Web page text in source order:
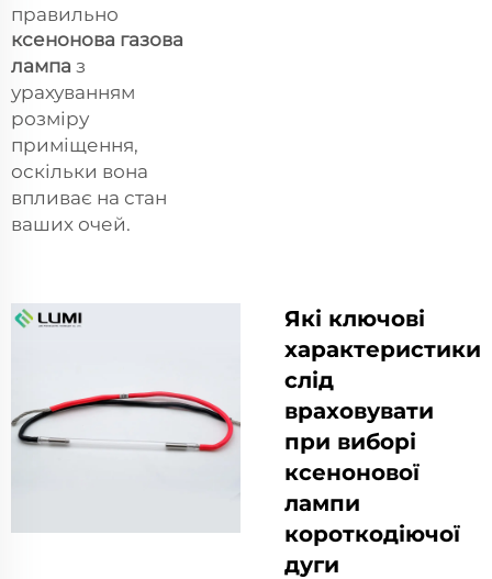
правильно
ксенонова газова
лампа з
урахуванням
розміру
приміщення,
оскільки вона
впливає на стан
ваших очей.
Які ключові
характеристики
слід
враховувати
при виборі
ксенонової
лампи
короткодіючої
дуги